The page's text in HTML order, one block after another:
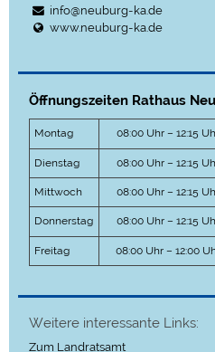
info@neuburg-ka.de
www.neuburg-ka.de
Öffnungszeiten Rathaus
Montag 08:00 Uhr – 12:15
Dienstag 08:00 Uhr – 12:15
Mittwoch 08:00 Uhr – 12:15
Donnerstag 08:00 Uhr – 12:15
Freitag 08:00 Uhr – 12:00
Weitere interessante Links:
Zum Landratsamt